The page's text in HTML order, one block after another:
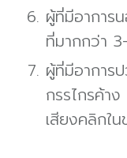
ผู้ที่มีอาการ
ที่มากกว่า
ผู้ที่มีอาการ
กรรไกรค้า
เสียงคลิกใ